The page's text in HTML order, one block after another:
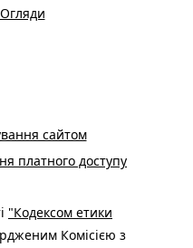
Огляди
сайтом
платного доступу
"Кодексом етики
Комісією з